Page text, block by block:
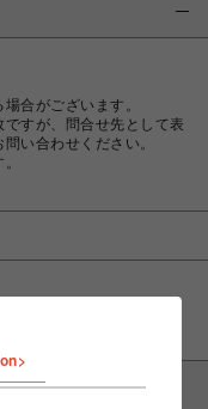
合がございます。
すが、問合せ先として表
い合わせください。